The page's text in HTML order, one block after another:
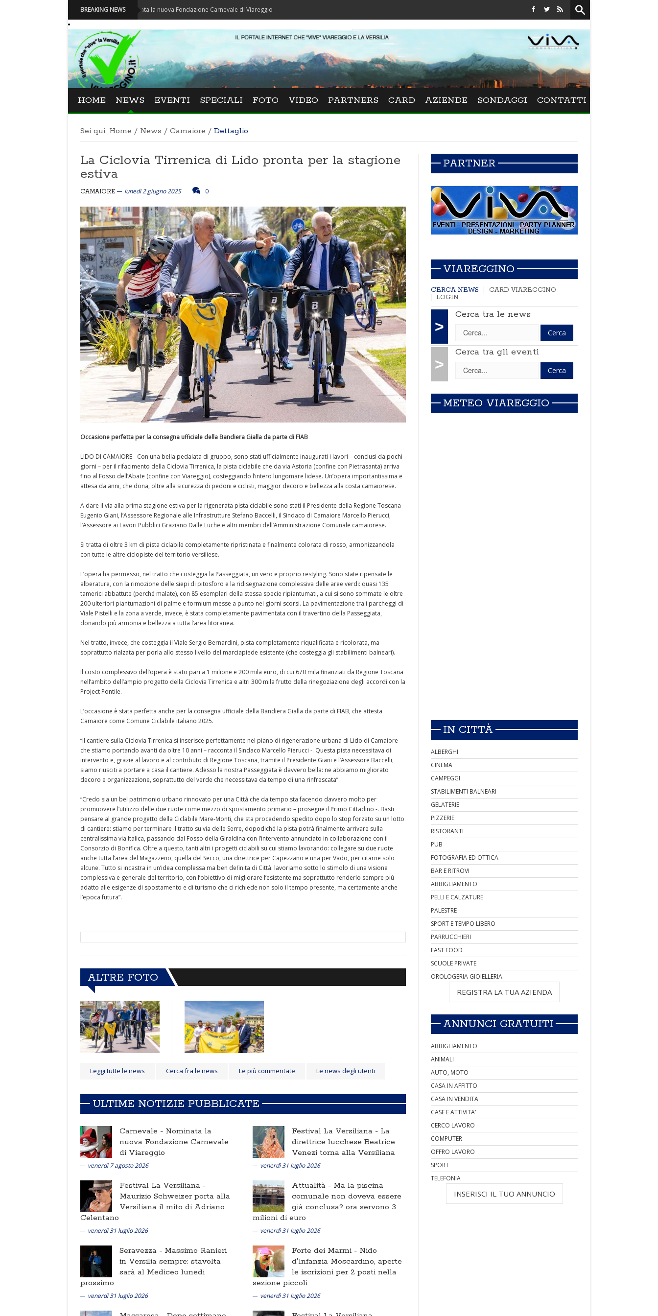
BREAKING NEWS
Carnevale - Nominata la nuova Fondazione Carnevale di Viareggio Festival La Versiliana - La direttrice lucchese Beatrice
HOME NEWS EVENTI SPECIALI FOTO VIDEO PARTNERS CARD AZIENDE SONDAGGI CONTATTI
Sei qui: Home / News / Camaiore / Dettaglio
La Ciclovia Tirrenica di Lido pronta per la stagione
estiva
CAMAIORE lunedì 2 giugno 2025 0
Occasione perfetta per la consegna ufficiale della Bandiera Gialla da parte di FIAB
LIDO DI CAMAIORE - Con una bella pedalata di gruppo, sono stati ufficialmente inaugurati i lavori – conclusi da pochi
giorni – per il rifacimento della Ciclovia Tirrenica, la pista ciclabile che da via Astoria (confine con Pietrasanta) arriva
fino al Fosso dell’Abate (confine con Viareggio), costeggiando l’intero lungomare lidese. Un’opera importantissima e
attesa da anni, che dona, oltre alla sicurezza di pedoni e ciclisti, maggior decoro e bellezza alla costa camaiorese.
A dare il via alla prima stagione estiva per la rigenerata pista ciclabile sono stati il Presidente della Regione Toscana
Eugenio Giani, l’Assessore Regionale alle Infrastrutture Stefano Baccelli, il Sindaco di Camaiore Marcello Pierucci,
l’Assessore ai Lavori Pubblici Graziano Dalle Luche e altri membri dell’Amministrazione Comunale camaiorese.
Si tratta di oltre 3 km di pista ciclabile completamente ripristinata e finalmente colorata di rosso, armonizzandola
con tutte le altre ciclopiste del territorio versiliese.
L’opera ha permesso, nel tratto che costeggia la Passeggiata, un vero e proprio restyling. Sono state ripensate le
alberature, con la rimozione delle siepi di pitosforo e la ridisegnazione complessiva delle aree verdi: quasi 135
tamerici abbattute (perché malate), con 85 esemplari della stessa specie ripiantumati, a cui si sono sommate le oltre
200 ulteriori piantumazioni di palme e formium messe a punto nei giorni scorsi. La pavimentazione tra i parcheggi di
Viale Pistelli e la zona a verde, invece, è stata completamente pavimentata con il travertino della Passeggiata,
donando più armonia e bellezza a tutta l’area litoranea.
Nel tratto, invece, che costeggia il Viale Sergio Bernardini, pista completamente riqualificata e ricolorata, ma
soprattutto rialzata per porla allo stesso livello del marciapiede esistente (che costeggia gli stabilimenti balneari).
Il costo complessivo dell’opera è stato pari a 1 milione e 200 mila euro, di cui 670 mila finanziati da Regione Toscana
nell’ambito dell’ampio progetto della Ciclovia Tirrenica e altri 300 mila frutto della rinegoziazione degli accordi con la
Project Pontile.
L’occasione è stata perfetta anche per la consegna ufficiale della Bandiera Gialla da parte di FIAB, che attesta
Camaiore come Comune Ciclabile italiano 2025.
“Il cantiere sulla Ciclovia Tirrenica si inserisce perfettamente nel piano di rigenerazione urbana di Lido di Camaiore
che stiamo portando avanti da oltre 10 anni – racconta il Sindaco Marcello Pierucci -. Questa pista necessitava di
intervento e, grazie al lavoro e al contributo di Regione Toscana, tramite il Presidente Giani e l’Assessore Baccelli,
siamo riusciti a portare a casa il cantiere. Adesso la nostra Passeggiata è davvero bella: ne abbiamo migliorato
decoro e organizzazione, soprattutto del verde che necessitava da tempo di una rinfrescata”.
“Credo sia un bel patrimonio urbano rinnovato per una Città che da tempo sta facendo davvero molto per
promuovere l’utilizzo delle due ruote come mezzo di spostamento primario – prosegue il Primo Cittadino -. Basti
pensare al grande progetto della Ciclabile Mare-Monti, che sta procedendo spedito dopo lo stop forzato su un lotto
di cantiere: stiamo per terminare il tratto su via delle Serre, dopodiché la pista potrà finalmente arrivare sulla
centralissima via Italica, passando dal Fosso della Giraldina con l’intervento annunciato in collaborazione con il
Consorzio di Bonifica. Oltre a questo, tanti altri i progetti ciclabili su cui stiamo lavorando: collegare su due ruote
anche tutta l’area del Magazzeno, quella del Secco, una direttrice per Capezzano e una per Vado, per citarne solo
alcune. Tutto si incastra in un’idea complessa ma ben definita di Città: lavoriamo sotto lo stimolo di una visione
complessiva e generale del territorio, con l’obiettivo di migliorare l’esistente ma soprattutto renderlo sempre più
adatto alle esigenze di spostamento e di turismo che ci richiede non solo il tempo presente, ma certamente anche
l’epoca futura”.
ALTRE FOTO
Leggi tutte le news Cerca fra le news Le più commentate Le news degli utenti
ULTIME NOTIZIE PUBBLICATE
Carnevale - Nominata la
nuova Fondazione Carnevale
di Viareggio
venerdì 7 agosto 2026
Festival La Versiliana - La
direttrice lucchese Beatrice
Venezi torna alla Versiliana
venerdì 31 luglio 2026
Festival La Versiliana -
Maurizio Schweizer porta alla
Versiliana il mito di Adriano
Celentano
venerdì 31 luglio 2026
Attualità - Ma la piscina
comunale non doveva essere
già conclusa? ora servono 3
milioni di euro
venerdì 31 luglio 2026
Seravezza - Massimo Ranieri
in Versilia sempre: stavolta
sarà al Mediceo lunedi
prossimo
venerdì 31 luglio 2026
Forte dei Marmi - Nido
d'Infanzia Moscardino, aperte
le iscrizioni per 2 posti nella
sezione piccoli
venerdì 31 luglio 2026
PARTNER
VIAREGGINO
CERCA NEWS
CARD VIAREGGINO
LOGIN
>
Cerca tra le news
>
Cerca tra gli eventi
METEO VIAREGGIO
IN CITTÀ
ALBERGHI
CINEMA
CAMPEGGI
STABILIMENTI BALNEARI
GELATERIE
PIZZERIE
RISTORANTI
PUB
FOTOGRAFIA ED OTTICA
BAR E RITROVI
ABBIGLIAMENTO
PELLI E CALZATURE
PALESTRE
SPORT E TEMPO LIBERO
PARRUCCHIERI
FAST FOOD
SCUOLE PRIVATE
OROLOGERIA GIOIELLERIA
REGISTRA LA TUA AZIENDA
ANNUNCI GRATUITI
ABBIGLIAMENTO
ANIMALI
AUTO, MOTO
CASA IN AFFITTO
CASA IN VENDITA
CASE E ATTIVITA'
CERCO LAVORO
COMPUTER
OFFRO LAVORO
SPORT
TELEFONIA
INSERISCI IL TUO ANNUNCIO